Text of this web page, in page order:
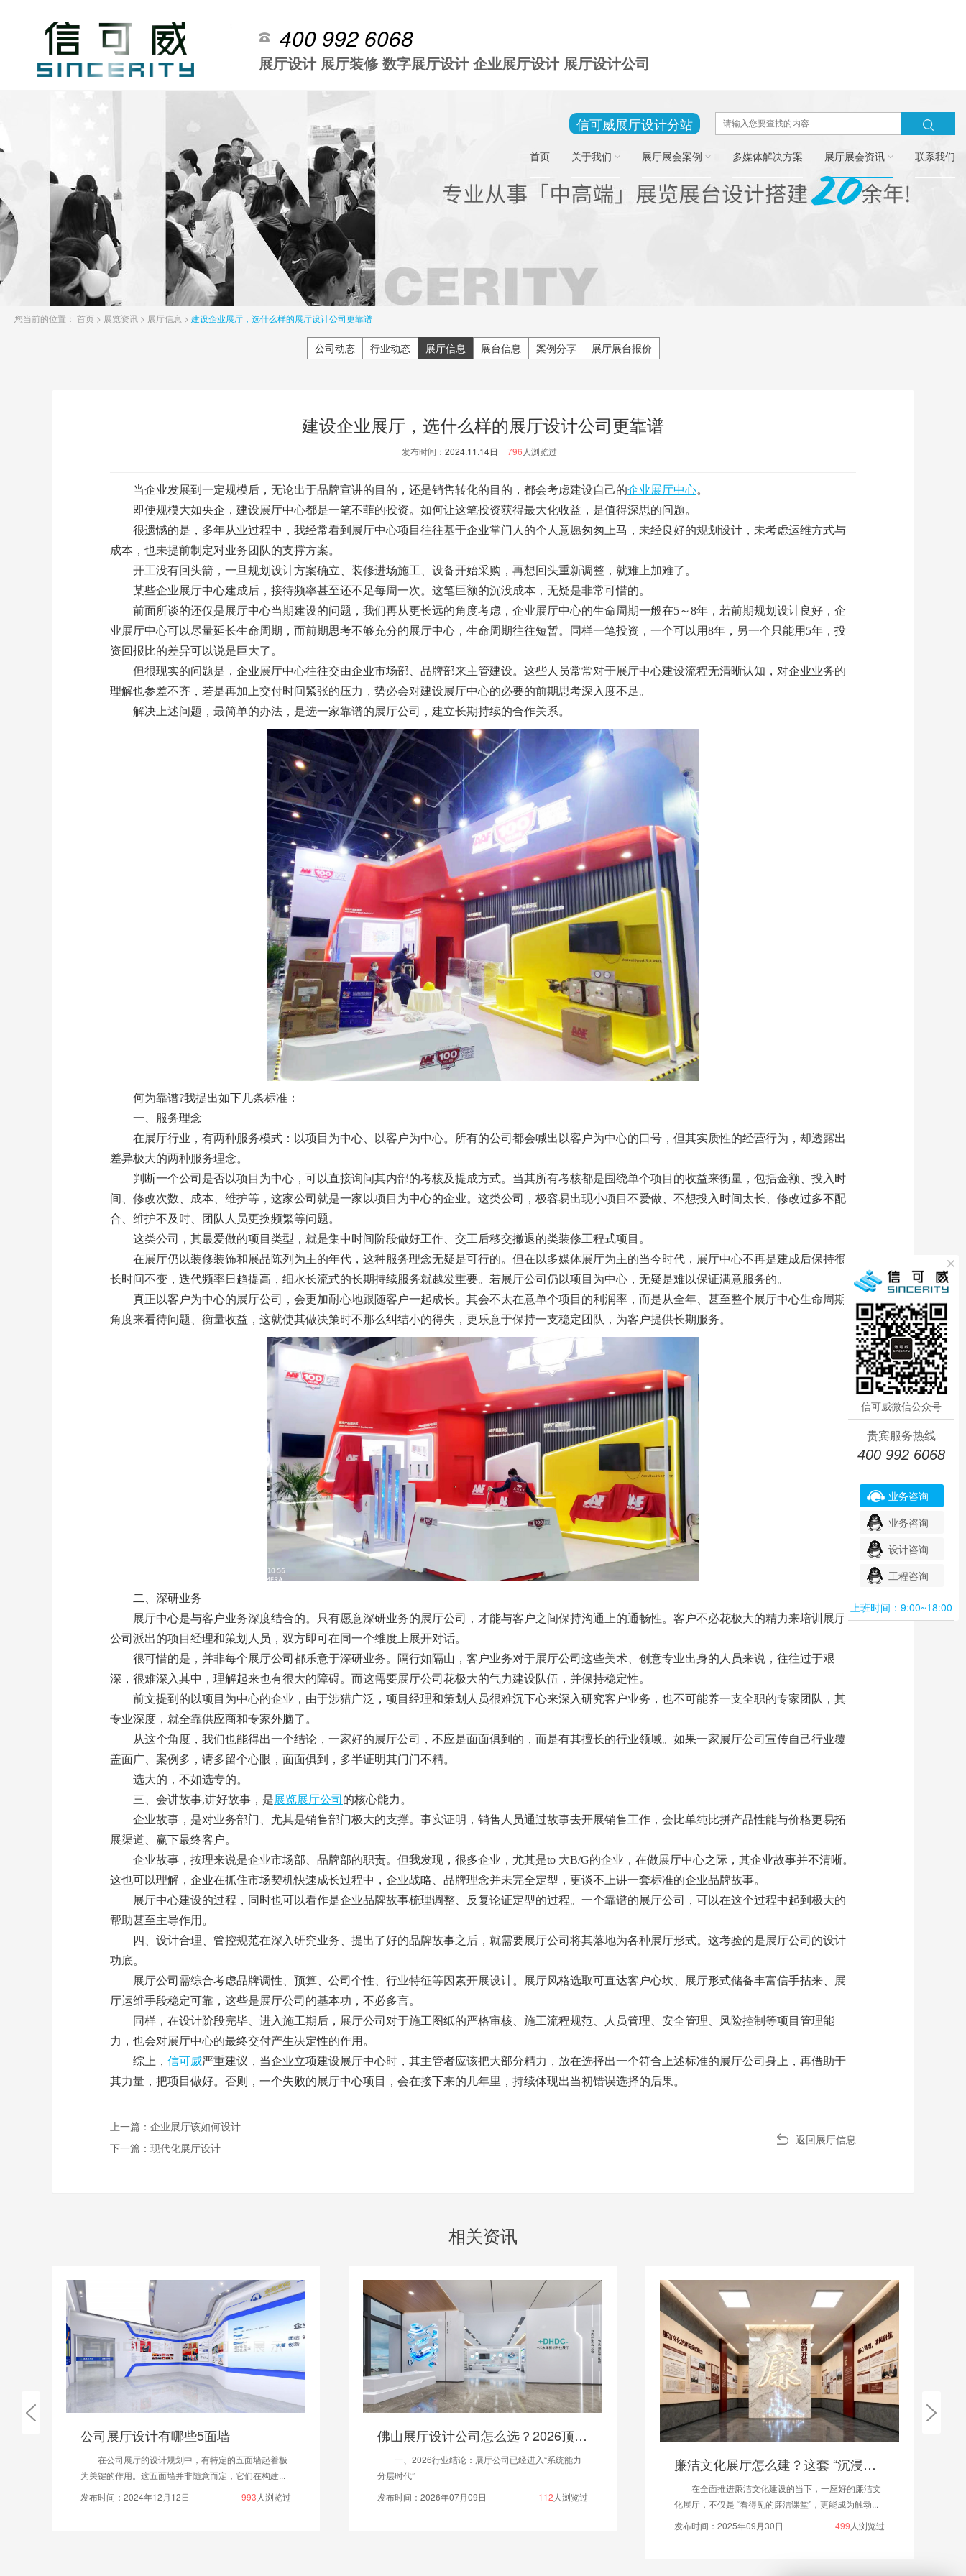
400 992 6068
展厅设计 展厅装修 数字展厅设计 企业展厅设计 展厅设计公司
信可威展厅设计分站
首页 关于我们 展厅展会案例 多媒体解决方案 展厅展会资讯 联系我们
您当前的位置： 首页 > 展览资讯 > 展厅信息 > 建设企业展厅，选什么样的展厅设计公司更靠谱
公司动态 行业动态 展厅信息 展台信息 案例分享 展厅展台报价
建设企业展厅，选什么样的展厅设计公司更靠谱
发布时间： 2024.11.14日 796 人浏览过
当企业发展到一定规模后，无论出于品牌宣讲的目的，还是销售转化的目的，都会考虑建设自己的企业展厅中心。
即使规模大如央企，建设展厅中心都是一笔不菲的投资。如何让这笔投资获得最大化收益，是值得深思的问题。
很遗憾的是，多年从业过程中，我经常看到 展厅中心项目往往基于企业掌门人的个人意愿匆匆上马，未经良好的规划设计，未考虑运维方式与
成本，也未提前制定对业务团队的支撑方案。
开工没有回头箭，一旦规划设计方案确立、装修进场施工、设备开始采购，再想回头重新调整，就难上加难了。
某些企业展厅中心建成后，接待频率甚至还不足每周一次。这笔巨额的沉没成本，无疑是非常可惜的。
前面所谈的还仅是展厅中心当期建设的问题，我们再从更长远的角度考虑，企业展厅中心的生命周期一般在5～8年，若前期规划设计良好，企
业展厅中心可以尽量延长生命周期，而前期思考不够充分的展厅中心，生命周期往往短暂。同样一笔投资，一个可以用8年，另一个只能用5年，投
资回报比的差异可以说是巨大了。
但很现实的问题是，企业展厅中心往往交由企业市场部、品牌部来主管建设。这些人员常常对于展厅中心建设流程无清晰认知，对企业业务的
理解也参差不齐，若是再加上交付时间紧张的压力，势必会对建设展厅中心的必要的前期思考深入度不足。
解决上述问题，最简单的办法，是选一家靠谱的展厅公司，建立长期持续的合作关系。
何为靠谱?我提出如下几条标准：
一、服务理念
在展厅行业，有两种服务模式：以项目为中心、以客户为中心。所有的公司都会喊出以客户为中心的口号，但其实质性的经营行为，却透露出
差异极大的两种服务理念。
判断一个公司是否以项目为中心，可以直接询问其内部的考核及提成方式。当其所有考核都是围绕单个项目的收益来衡量，包括金额、投入时
间、修改次数、成本、维护等，这家公司就是一家以项目为中心的企业。这类公司，极容易出现小项目不爱做、不想投入时间太长、修改过多不配
合、维护不及时、团队人员更换频繁等问题。
这类公司，其最爱做的项目类型，就是集中时间阶段做好工作、交工后移交撤退的类装修工程式项目。
在展厅仍以装修装饰和展品陈列为主的年代，这种服务理念无疑是可行的。但在以多媒体展厅为主的当今时代， 展厅中心不再是建成后保持很
长时间不变，迭代频率日趋提高，细水长流式的长期持续服务就越发重要。若展厅公司仍以项目为中心，无疑是难以保证满意服务的。
真正以客户为中心的展厅公司，会更加耐心地跟随客户一起成长。其会不太在意单个项目的利润率，而是从全年、甚至整个展厅中心生命周期
角度来看待问题、衡量收益，这就使其做决策时不那么纠结小的得失，更乐意于保持一支稳定团队，为客户提供长期服务。
二、深研业务
展厅中心是与客户业务深度结合的。只有愿意深研业务的展厅公司，才能与客户之间保持沟通上的通畅性。客户不必花极大的精力来培训 展厅
公司派出的项目经理和策划人员，双方即可在同一个维度上展开对话。
很可惜的是，并非每个展厅公司都乐意于深研业务。隔行如隔山，客户业务对于展厅公司这些美术、创意专业出身的人员来说，往往过于艰
深，很难深入其中，理解起来也有很大的障碍。而这需要展厅公司花极大的气力建设队伍，并保持稳定性。
前文提到的以项目为中心的企业，由于涉猎广泛，项目经理和策划人员很难沉下心来深入研究客户业务，也不可能养一支全职的专家团队，其
专业深度，就全靠供应商和专家外脑了。
从这个角度，我们也能得出一个结论，一家好的展厅公司，不应是面面俱到的，而是有其擅长的行业领域。如果一家展厅公司宣传自己行业覆
盖面广、案例多，请多留个心眼，面面俱到，多半证明其门门不精。
选大的，不如选专的。
三、会讲故事,讲好故事，是展览展厅公司 的核心能力。
企业故事，是对业务部门、尤其是销售部门极大的支撑。事实证明，销售人员通过故事去开展销售工作，会比单纯比拼产品性能与价格更易拓
展渠道、赢下最终客户。
企业故事，按理来说是企业市场部、品牌部的职责。但我发现，很多企业，尤其是to 大B/G的企业，在做展厅中心之际，其企业故事并不清晰。
这也可以理解，企业在抓住市场契机快速成长过程中，企业战略、品牌理念并未完全定型，更谈不上讲一套标准的企业品牌故事。
展厅中心建设的过程，同时也可以看作是企业品牌故事梳理调整、反复论证定型的过程。一个靠谱的展厅公司，可以在这个过程中起到极大的
帮助甚至主导作用。
四、设计合理、管控规范在深入研究业务、提出了好的品牌故事之后，就需要展厅公司将其落地为各种展厅形式。这考验的是展厅公司的设计
功底。
展厅公司需综合考虑品牌调性、预算、公司个性、行业特征等因素开展设计。 展厅风格选取可直达客户心坎、 展厅形式储备丰富信手拈来、展
厅运维手段稳定可靠，这些是展厅公司的基本功，不必多言。
同样，在设计阶段完毕、进入施工期后， 展厅公司对于施工图纸的严格审核、施工流程规范、人员管理、安全管理、风险控制等项目管理能
力，也会对展厅中心的最终交付产生决定性的作用。
综上， 信可威严重建议，当企业立项建设展厅中心时，其主管者应该把大部分精力，放在选择出一个符合上述标准的展厅公司身上，再借助于
其力量，把项目做好。否则，一个失败的展厅中心项目，会在接下来的几年里，持续体现出当初错误选择的后果。
上一篇： 企业展厅该如何设计
下一篇： 现代化展厅设计
返回展厅信息
相关资讯
公司展厅设计有哪些5面墙
在公司展厅的设计规划中，有特定的五面墙起着极
为关键的作用。这五面墙并非随意而定，它们在构建...
发布时间：2024年12月12日
993 人浏览过
佛山展厅设计公司怎么选？2026顶尖展厅设计公司品牌推荐五大（认准再选）
一、2026行业结论：展厅公司已经进入“系统能力
分层时代”
发布时间：2026年07月09日
112 人浏览过
廉洁文化展厅怎么建？这套 “沉浸式 + 互动感”设计方案太赞了！
在全面推进廉洁文化建设的当下，一座好的廉洁文
化展厅，不仅是 “看得见的廉洁课堂”，更能成为触动...
发布时间：2025年09月30日
499 人浏览过
信可威微信公众号
贵宾服务热线
400 992 6068
业务咨询
业务咨询
设计咨询
工程咨询
上班时间：9:00~18:00